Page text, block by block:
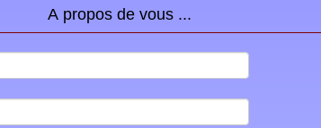
A propos de vous ...